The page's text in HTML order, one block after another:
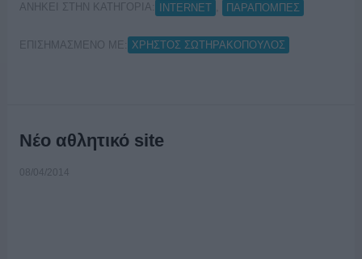
ΑΝΗΚΕΙ ΣΤΗΝ ΚΑΤΗΓΟΡΙΑ: INTERNET ΠΑΡΑΠΟΜΠΕΣ
ΕΠΙΣΗΜΑΣΜΕΝΟ ΜΕ: ΧΡΗΣΤΟΣ ΣΩΤΗΡΑΚΟΠΟΥΛΟΣ
Νέο αθλητικό site
08/04/2014